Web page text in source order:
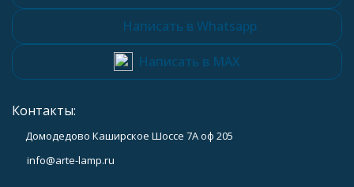
Написать в Whatsapp
Написать в MAX
Контакты:
Домодедово Каширское Шоссе 7А оф 205
info@arte-lamp.ru